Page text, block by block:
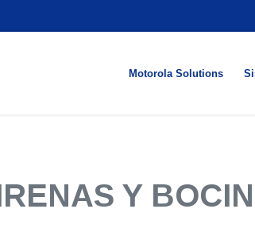
Motorola Solutions
Y